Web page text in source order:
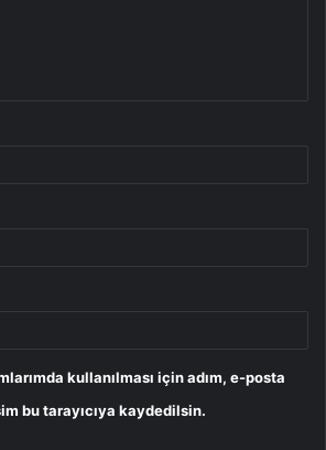
kullanılması için adım, e-posta
bu tarayıcıya kaydedilsin.